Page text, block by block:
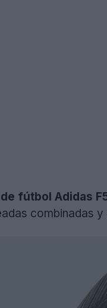
fútbol Adidas
combinadas